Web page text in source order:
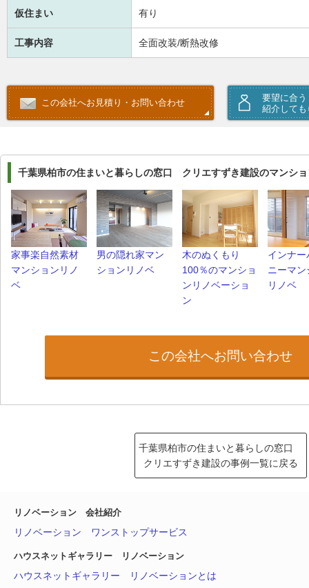
仮住まい 有り
工事内容 全面改装/断熱改修
この会社へお見積り・お問い合わせ
要望に合
紹介しても
千葉県柏市の住まいと暮らしの窓口 クリエすずき建設のマンシ
家事楽自然素材
マンションリノ
ベ
男の隠れ家マン
ションリノベ
木のぬくもり
100％のマンショ
ンリノベーショ
ン
インナー
ニーマン
リノベ
この会社へお問い合わせ
千葉県柏市の住まいと暮らしの窓口
クリエすずき建設の事例一覧に戻る
リノベーション 会社紹介
リノベーション ワンストップサービス
ハウスネットギャラリー リノベーション
ハウスネットギャラリー リノベーションとは